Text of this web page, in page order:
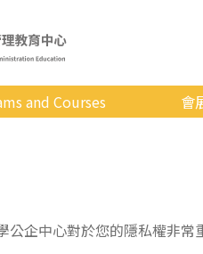
and Courses
會
公企中心對於您的隱私權非